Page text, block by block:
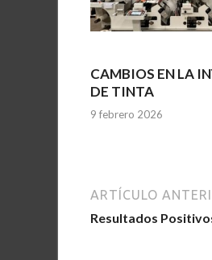
CAMBIOS EN LA
DE TINTA
9 febrero 2026
ARTÍCULO
Resultados